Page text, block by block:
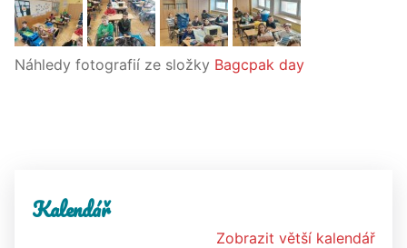
Náhledy fotografií ze složky Bagcpak day
Kalendář
Zobrazit větší kalendář